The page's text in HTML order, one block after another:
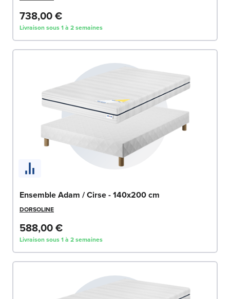
738,00 €
Livraison sous 1 à 2 semaines
Ensemble Adam / Cirse - 140x200 cm
DORSOLINE
588,00 €
Livraison sous 1 à 2 semaines